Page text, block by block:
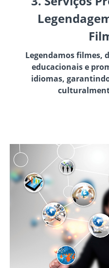
Legendamos filmes,
educacionais e
idiomas,